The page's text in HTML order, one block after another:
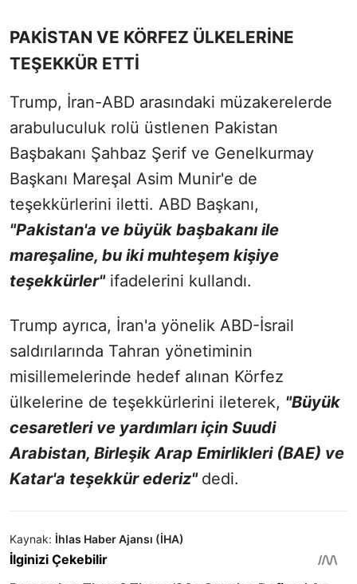
PAKİSTAN VE KÖRFEZ ÜLKELERİNE
TEŞEKKÜR ETTİ
Trump, İran-ABD arasındaki müzakerelerde
arabuluculuk rolü üstlenen Pakistan
Başbakanı Şahbaz Şerif ve Genelkurmay
Başkanı Mareşal Asim Munir'e de
teşekkürlerini iletti. ABD Başkanı,
"Pakistan'a ve büyük başbakanı ile
mareşaline, bu iki muhteşem kişiye
teşekkürler"ifadelerini kullandı.
Trump ayrıca, İran'a yönelik ABD-İsrail
saldırılarında Tahran yönetiminin
misillemelerinde hedef alınan Körfez
ülkelerine de teşekkürlerini ileterek, "Büyük
cesaretleri ve yardımları için Suudi
Arabistan, Birleşik Arap Emirlikleri (BAE) ve
Katar'a teşekkür ederiz" dedi.
Kaynak: İhlas Haber Ajansı (İHA)